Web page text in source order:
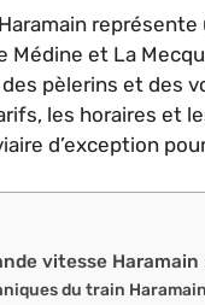
Médine et La
pèlerins et des
les horaires et
d’exception
vitesse Haramain
du train Haramain